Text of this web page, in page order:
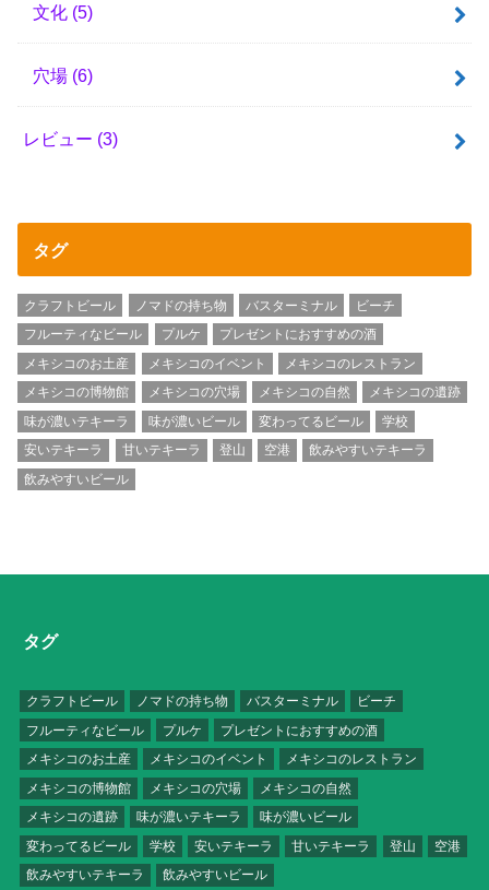
文化 (5)
穴場 (6)
レビュー (3)
タグ
クラフトビール ノマドの持ち物 バスターミナル
ビーチ
フルーティなビール
プルケ
プレゼントにおすすめの酒
メキシコのお土産
メキシコのイベント
メキシコのレストラン
メキシコの博物館
メキシコの穴場 メキシコの自然
メキシコの遺跡
味が濃いテキーラ
味が濃いビール 変わってるビール
学校
安いテキーラ
甘いテキーラ 登山 空港
飲みやすいテキーラ
飲みやすいビール
タグ
クラフトビール ノマドの持ち物 バスターミナル
ビーチ
フルーティなビール
プルケ
プレゼントにおすすめの酒
メキシコのお土産
メキシコのイベント
メキシコのレストラン
メキシコの博物館
メキシコの穴場
メキシコの自然
メキシコの遺跡
味が濃いテキーラ
味が濃いビール
変わってるビール
学校 安いテキーラ 甘いテキーラ 登山
空港
飲みやすいテキーラ
飲みやすいビール